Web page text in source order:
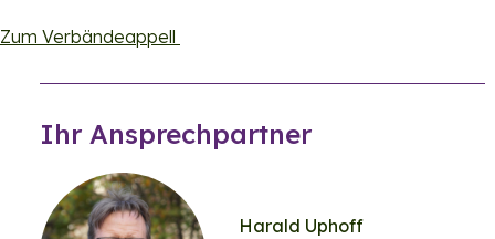
Zum Verbändeappell
Ihr Ansprechpartner
Harald Uphoff